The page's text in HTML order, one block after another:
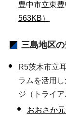
豊中市立東
563KB）
三島地区
R5茨木市立
ラムを活用
ジ（トライ
おおさか